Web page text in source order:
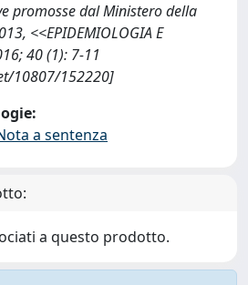
promosse dal Ministero della
<<EPIDEMIOLOGIA E
40 (1): 7-11
10807/152220]
a sentenza
a questo prodotto.